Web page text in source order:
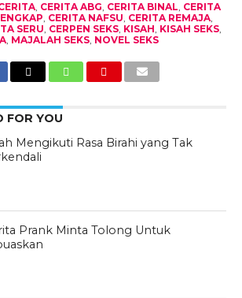
, CERITA ABG, CERITA BINAL, CERITA
, CERITA NAFSU, CERITA REMAJA,
SERU, CERPEN SEKS, KISAH, KISAH SEKS,
, MAJALAH SEKS, NOVEL SEKS
FOR YOU
Mengikuti Rasa Birahi yang Tak
Prank Minta Tolong Untuk